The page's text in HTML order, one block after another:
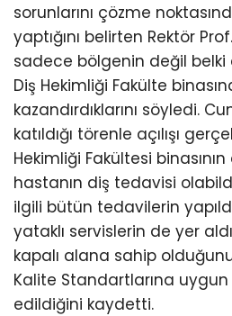
sorunlarını çözme
yaptığını belirten Rektör
sadece bölgenin değil belki
Diş Hekimliği Fakülte
kazandırdıklarını söyledi.
katıldığı törenle açılışı
Hekimliği Fakültesi
hastanın diş tedavisi
ilgili bütün tedavilerin
yataklı servislerin de yer
kapalı alana sahip olduğunu
Kalite Standartlarına
edildiğini kaydetti.